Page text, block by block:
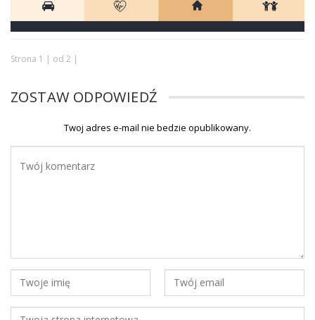
Strona 1 | od 2 |
ZOSTAW ODPOWIEDŹ
Twoj adres e-mail nie bedzie opublikowany.